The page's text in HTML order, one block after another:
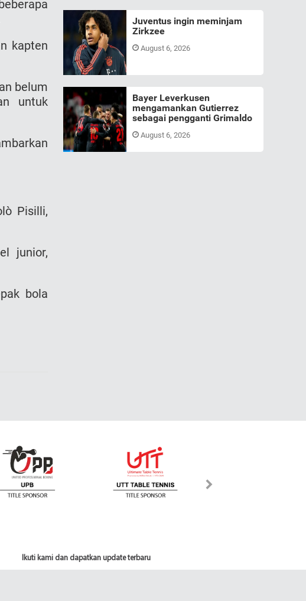
kapten
belum
untuk
Pisilli,
junior,
bola
Juventus ingin meminjam
Zirkzee
August 6, 2026
Bayer Leverkusen
mengamankan Gutierrez
sebagai pengganti Grimaldo
August 6, 2026
Ikuti kami dan dapatkan update terbaru